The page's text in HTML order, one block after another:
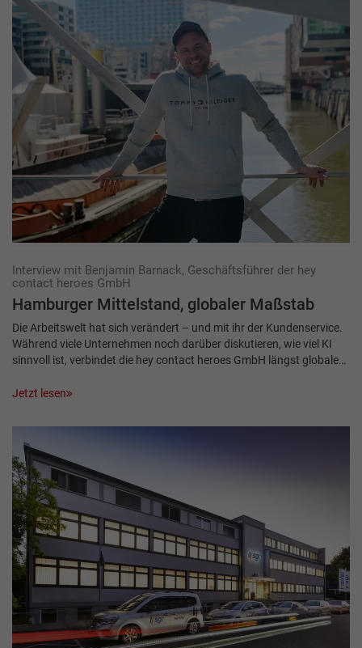
Interview mit Benjamin Barnack, Geschäftsführer der hey
contact heroes GmbH
Hamburger Mittelstand, globaler Maßstab
Die Arbeitswelt hat sich verändert – und mit ihr der Kundenservice.
Während viele Unternehmen noch darüber diskutieren, wie viel KI
sinnvoll ist, verbindet die hey contact heroes GmbH längst globale…
Jetzt lesen